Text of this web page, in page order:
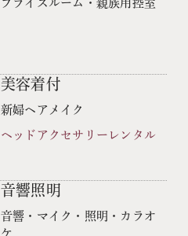
ブライズルーム・親族用控室
美容着付
新婦ヘアメイク
ヘッドアクセサリーレンタル
音響照明
音響・マイク・照明・カラオ
ケ